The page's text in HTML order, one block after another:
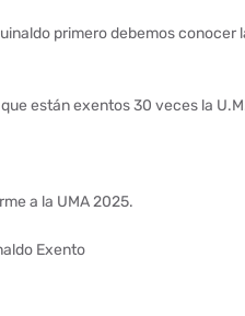
primero debemos conocer
están exentos 30 veces la
a la UMA 2025.
Exento